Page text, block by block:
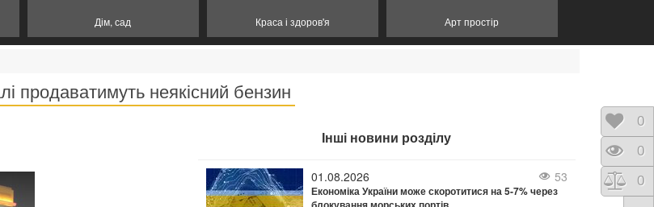
Дім, сад Краса і здоров'я Арт простір
продаватимуть неякісний бензин
Інші новини розділу
01.08.2026 53
Економіка України може скоротитися на 5-7% через
0
0
0